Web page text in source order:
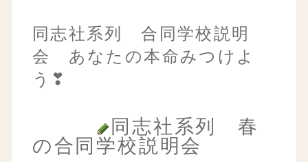
同志社系列 合同学校説明
会 あなたの本命みつけよ
う❣
同志社系列 春
の合同学校説明会